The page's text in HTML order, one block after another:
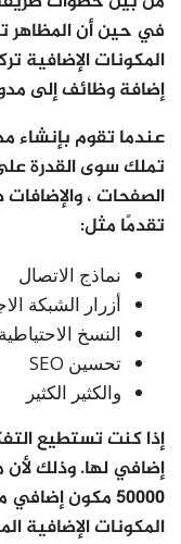
في حين أن المظاهر
المكونات
إضافة وظائف إلى
تملك سوى القدرة
الصفحات ،
تقدمًا مثل:
نماذج الاتصال
أزرار الشبكة
النسخ الاحتياطية
تحسين SEO
والكثير الكثير
إذا كنت تستطيع
50000 مكون
المكونات الإضافية